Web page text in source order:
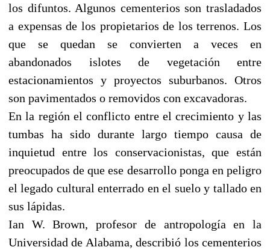
los difuntos. Algunos cementerios son trasladados
a expensas de los propietarios de los terrenos. Los
que se quedan se convierten a veces en
abandonados islotes de vegetación entre
estacionamientos y proyectos suburbanos. Otros
son pavimentados o removidos con excavadoras.
En la región el conflicto entre el crecimiento y las
tumbas ha sido durante largo tiempo causa de
inquietud entre los conservacionistas, que están
preocupados de que ese desarrollo ponga en peligro
el legado cultural enterrado en el suelo y tallado en
sus lápidas.
Ian W. Brown, profesor de antropología en la
Universidad de Alabama, describió los cementerios